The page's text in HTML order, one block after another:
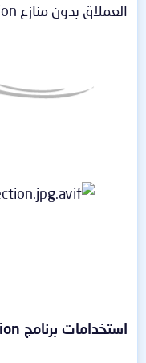
العملاق بدون منازع Symantec Endpoint Protection
استخدامات برنامج Symantec Endpoint Protection